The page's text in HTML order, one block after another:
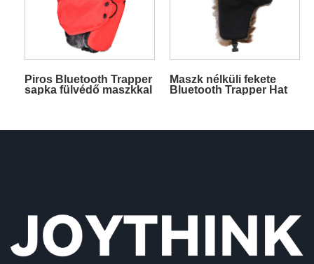
Piros Bluetooth Trapper
sapka fülvédő maszkkal
Maszk nélküli fekete
Bluetooth Trapper Hat